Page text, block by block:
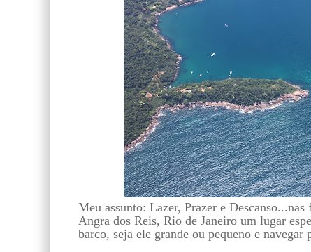
Meu assunto: Lazer, Prazer e Descanso...nas
Angra dos Reis, Rio de Janeiro um lugar
barco, seja ele grande ou pequeno e navegar